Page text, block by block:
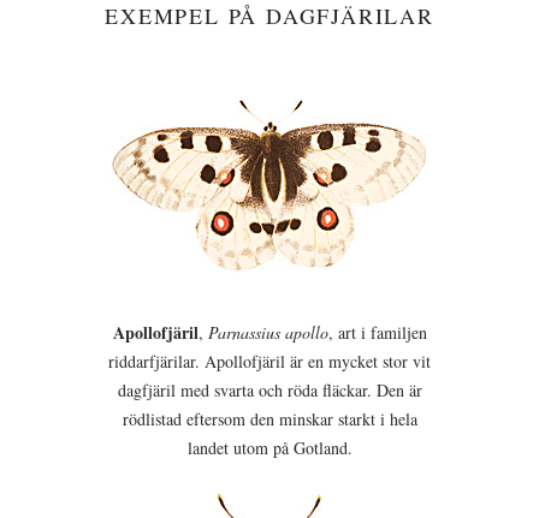
EXEMPEL PÅ DAGFJÄRILAR
Apollofjäril, Parnassius apollo, art i familjen
riddarfjärilar. Apollofjäril är en mycket stor vit
dagfjäril med svarta och röda fläckar. Den är
rödlistad eftersom den minskar starkt i hela
landet utom på Gotland.